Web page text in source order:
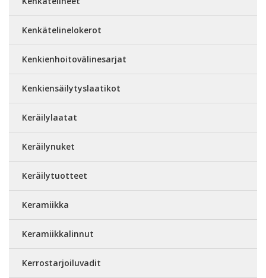
Kenkätelinelokerot
Kenkienhoitovälinesarjat
Kenkiensäilytyslaatikot
Keräilylaatat
Keräilynuket
Keräilytuotteet
Keramiikka
Keramiikkalinnut
Kerrostarjoiluvadit